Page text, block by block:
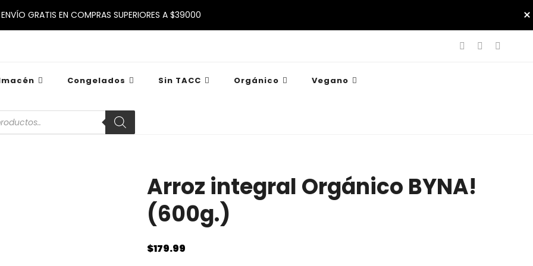
ENVÍO GRATIS EN COMPRAS SUPERIORES A $39000
Congelados Sin TACC Orgánico Vegano
Arroz integral Orgánico BYNA!
(600g.)
$179.99